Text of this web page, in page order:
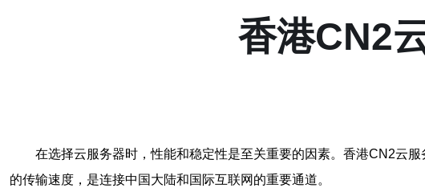
香港CN2
在选择云服务器时，性能和稳定性是至关重要的因素。香港CN2云
的传输速度，是连接中国大陆和国际互联网的重要通道。